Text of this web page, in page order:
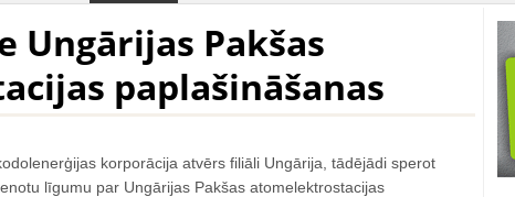
Ungārijas Pakšas
paplašināšanas
korporācija atvērs filiāli Ungārija, tādējādi sperot
līgumu par Ungārijas Pakšas atomelektrostacijas